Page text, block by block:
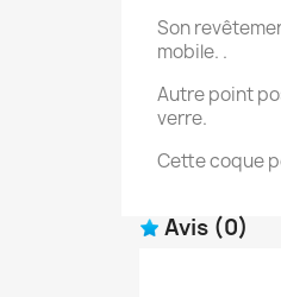
Son
mobile. .
Autre point
verre.
Cette coque
Avis (0)